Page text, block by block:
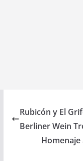
Rubicón y El
Berliner Wein